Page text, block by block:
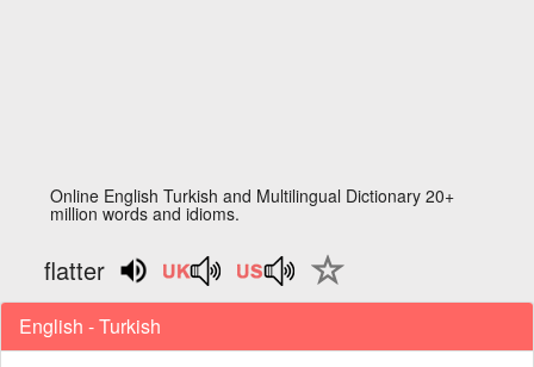
Online English Turkish and Multilingual Dictionary 20+
million words and idioms.
flatter
English - Turkish